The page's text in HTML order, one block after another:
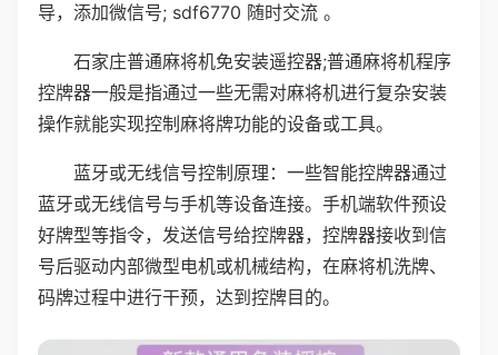
导，添加微信号; sdf6770 随时交流 。
石家庄普通麻将机免安装遥控器;普通麻将机程序
控牌器一般是指通过一些无需对麻将机进行复杂安装
操作就能实现控制麻将牌功能的设备或工具。
蓝牙或无线信号控制原理：一些智能控牌器通过
蓝牙或无线信号与手机等设备连接。手机端软件预设
好牌型等指令，发送信号给控牌器，控牌器接收到信
号后驱动内部微型电机或机械结构，在麻将机洗牌、
码牌过程中进行干预，达到控牌目的。